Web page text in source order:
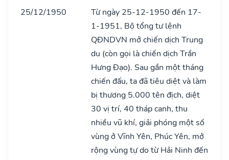
25/12/1950
Từ ngày 25-12-1950 đến 17-
1-1951, Bộ tổng tư lệnh
QĐNDVN mở chiến dịch Trung
du (còn gọi là chiến dịch Trần
Hưng Đạo). Sau gần một tháng
chiến đấu, ta đã tiêu diệt và làm
bị thương 5.000 tên địch, diệt
30 vị trí, 40 tháp canh, thu
nhiều vũ khí, giải phóng một số
vùng ở Vĩnh Yên, Phúc Yên, mở
rộng vùng tự do từ Hải Ninh đến